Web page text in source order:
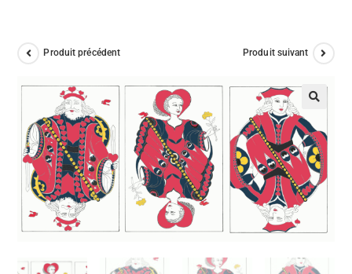
Produit précédent Produit suivant